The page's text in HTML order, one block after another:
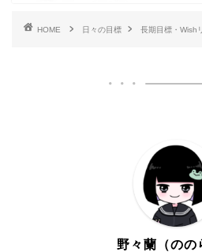
HOME 日々の目標 長期目標・Wish
野々蘭（のの